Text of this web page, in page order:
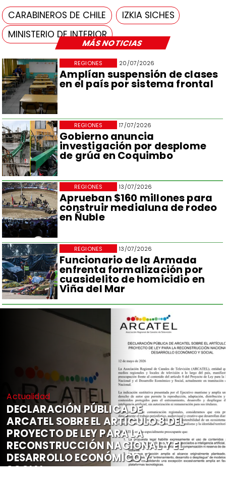
MÁS NOTICIAS
20/07/2026
Amplían suspensión de clases
en el país por sistema frontal
REGIONES
17/07/2026
Gobierno anuncia
investigación por desplome
de grúa en Coquimbo
REGIONES
13/07/2026
Aprueban $160 millones para
construir medialuna de rodeo
en Ñuble
REGIONES
13/07/2026
Funcionario de la Armada
enfrenta formalización por
cuasidelito de homicidio en
Viña del Mar
REGIONES
CARABINEROS DE CHILE
IZKIA SICHES
MINISTERIO DE INTERIOR
Actualidad
DECLARACIÓN PÚBLICA DE
ARCATEL SOBRE EL ARTÍCULO 8 DEL
PROYECTO DE LEY PARA LA
RECONSTRUCCIÓN NACIONAL Y EL
DESARROLLO ECONÓMICO Y
SOCIAL